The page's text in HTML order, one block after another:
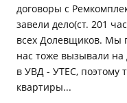
договоры с
завели дело(ст. 201
всех Долевщиков. Мы
нас тоже вызывали на
в УВД - УТЕС, поэтому
квартиры...